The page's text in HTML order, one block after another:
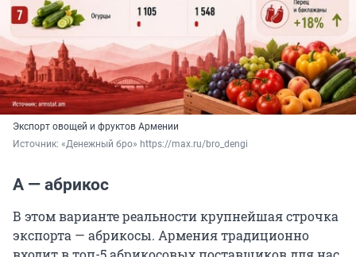
Экспорт овощей и фруктов Армении
Источник: «Денежный бро» https://max.ru/bro_dengi
А — абрикос
В этом варианте реальности крупнейшая строчка
экспорта — абрикосы. Армения традиционно